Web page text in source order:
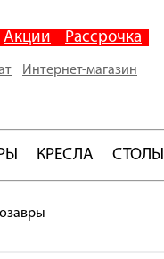
Акции Рассрочка
Интернет-магазин
КРЕСЛА СТОЛЫ